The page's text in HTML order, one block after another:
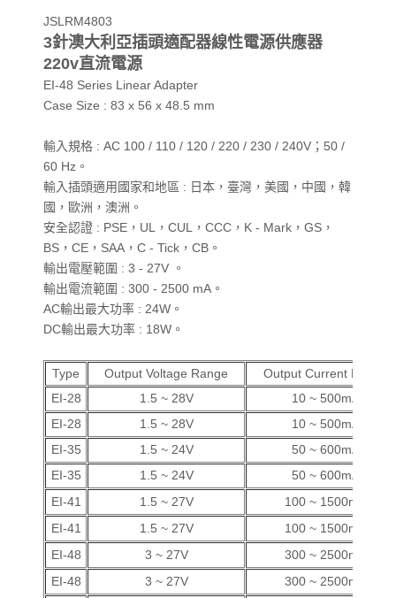
JSLRM4803
3針澳大利亞插頭適配器線性電源供應器
220v直流電源
EI-48 Series Linear Adapter
Case Size : 83 x 56 x 48.5 mm
輸入規格 : AC 100 / 110 / 120 / 220 / 230 / 240V；50 /
60 Hz。
輸入插頭適用國家和地區 : 日本，臺灣，美國，中國，韓
國，歐洲，澳洲。
安全認證 : PSE，UL，CUL，CCC，K - Mark，GS，
BS，CE，SAA，C - Tick，CB。
輸出電壓範圍 : 3 - 27V 。
輸出電流範圍 : 300 - 2500 mA。
AC輸出最大功率 : 24W。
DC輸出最大功率 : 18W。
Type Output Voltage Range
Output Current Range
EI-28
1.5 ~ 28V
10 ~ 500mA
EI-28
1.5 ~ 28V
10 ~ 500mA
EI-35
1.5 ~ 24V
50 ~ 600mA
EI-35
1.5 ~ 24V
50 ~ 600mA
EI-41
1.5 ~ 27V
100 ~ 1500mA
EI-41
1.5 ~ 27V
100 ~ 1500mA
EI-48
3 ~ 27V
300 ~ 2500mA
EI-48
3 ~ 27V 300 ~ 2500mA